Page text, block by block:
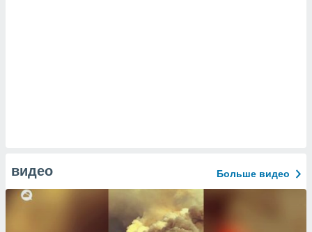
видео Больше видео